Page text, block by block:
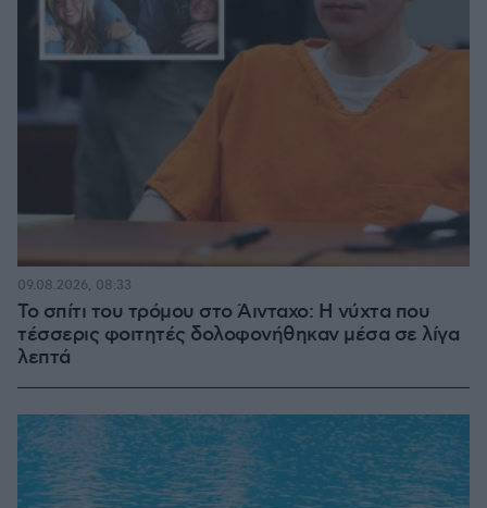
Το σπίτι του τρόμου στο Άινταχο: Η νύχτα που
τέσσερις φοιτητές δολοφονήθηκαν μέσα σε λίγα
λεπτά
09.08.2026, 08:33